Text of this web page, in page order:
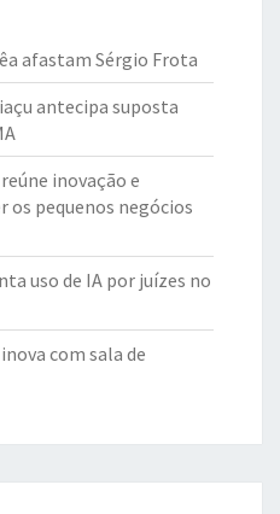
afastam Sérgio Frota
antecipa suposta
inovação e
pequenos negócios
uso de IA por juízes no
com sala de